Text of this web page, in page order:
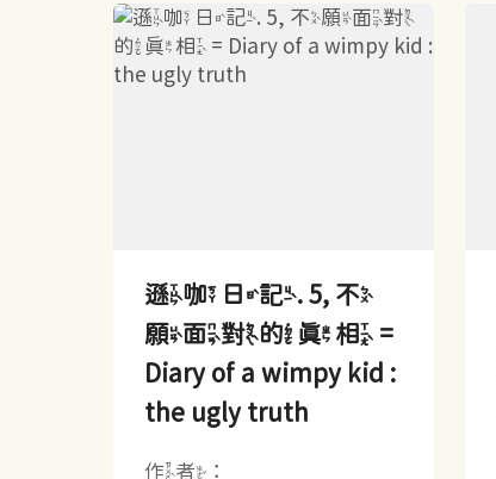
遜咖日記. 5, 不
願面對的真相 =
Diary of a wimpy kid :
the ugly truth
作者：